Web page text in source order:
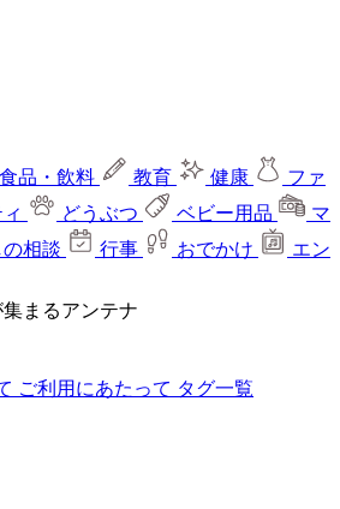
食品・飲料 教育 健康
ファ
どうぶつ ベビー用品
マ
の相談 行事 おでかけ
エン
まるアンテナ
ご利用にあたって タグ一覧